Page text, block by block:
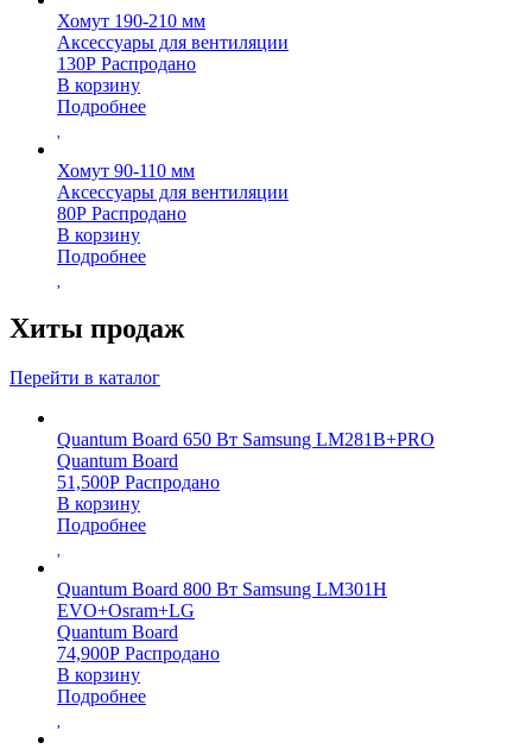
Хомут 190-210 мм
Аксессуары для вентиляции
130Р Распродано
В корзину
Подробнее
Хомут 90-110 мм
Аксессуары для вентиляции
80Р Распродано
В корзину
Подробнее
Хиты продаж
Перейти в каталог
Quantum Board 650 Вт Samsung LM281B+PRO
Quantum Board
51,500Р Распродано
В корзину
Подробнее
Quantum Board 800 Вт Samsung LM301H
EVO+Osram+LG
Quantum Board
74,900Р Распродано
В корзину
Подробнее